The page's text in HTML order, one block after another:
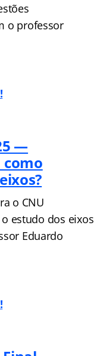
o professor
—
como
o CNU
estudo dos eixos
Eduardo